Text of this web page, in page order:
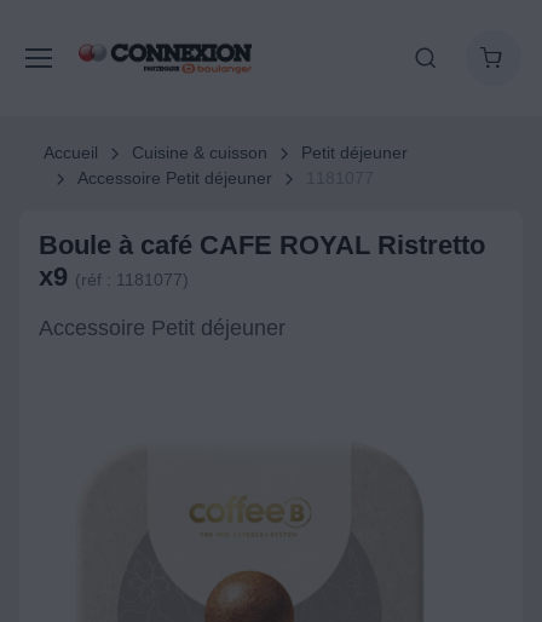
Accueil Cuisine & cuisson
Petit déjeuner
Accessoire Petit déjeuner
Boule à café CAFE ROYAL Ristretto
x9 (réf : 1181077)
Accessoire Petit déjeuner